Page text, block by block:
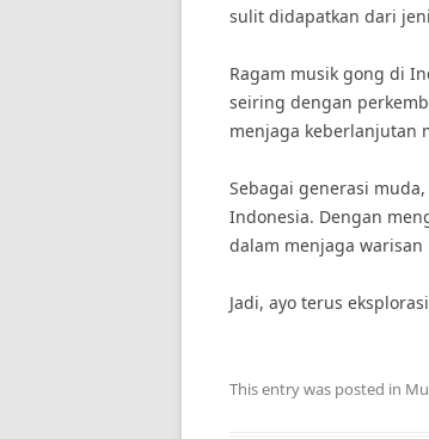
sulit didapatkan dari
Ragam musik gong di
seiring dengan
menjaga keberlanjutan
Sebagai generasi
Indonesia. Dengan
dalam menjaga
Jadi, ayo terus
This entry was posted in